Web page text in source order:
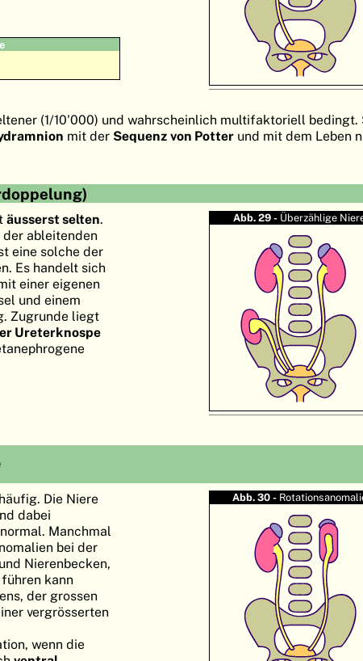
(1/10'000) und wahrscheinlich multifaktoriell bedingt.
mit der Sequenz von Potter und mit dem Leben
äusserst selten.
der ableitenden
eine solche der
Es handelt sich
einer eigenen
und einem
Zugrunde liegt
Ureterknospe
Abb. 29 - Überzählige
Die Niere
dabei
Manchmal
bei der
Nierenbecken,
führen kann
der grossen
vergrösserten
wenn die
Abb. 30 -